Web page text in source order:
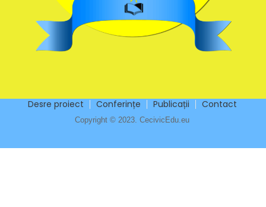
Desre proiect Conferințe Publicații Contact
Copyright © 2023. CecivicEdu.eu